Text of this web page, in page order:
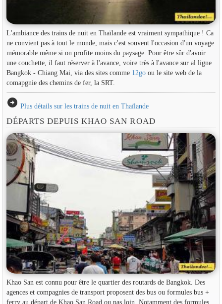
L'ambiance des trains de nuit en Thaïlande est vraiment sympathique ! Ca
ne convient pas à tout le monde, mais c'est souvent l'occasion d'un voyage
mémorable même si on profite moins du paysage. Pour être sûr d'avoir
une couchette, il faut réserver à l'avance, voire très à l'avance sur al ligne
Bangkok - Chiang Mai, via des sites comme 12goou le site web de la
comapgnie des chemins de fer, la SRT.
arrow_circle_right Plus détails sur les trains de nuit en Thaïlande
DÉPARTS DEPUIS KHAO SAN ROAD
Khao San est connu pour être le quartier des routards de Bangkok. Des
agences et compagnies de transport proposent des bus ou formules bus +
ferry au départ de Khao San Road ou pas loin. Notamment des formules